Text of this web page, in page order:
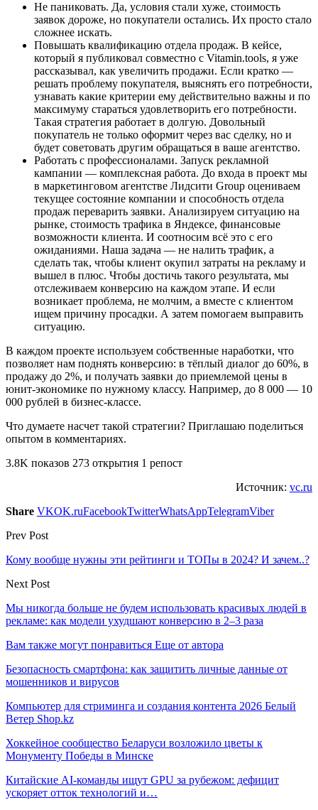
Не паниковать. Да, условия стали хуже, стоимость
заявок дороже, но покупатели остались. Их просто стало
сложнее искать.
Повышать квалификацию отдела продаж. В кейсе,
который я публиковал совместно с Vitamin.tools, я уже
рассказывал, как увеличить продажи. Если кратко —
решать проблему покупателя, выяснять его потребности,
узнавать какие критерии ему действительно важны и по
максимуму стараться удовлетворить его потребности.
Такая стратегия работает в долгую. Довольный
покупатель не только оформит через вас сделку, но и
будет советовать другим обращаться в ваше агентство.
Работать с профессионалами. Запуск рекламной
кампании — комплексная работа. До входа в проект мы
в маркетинговом агентстве Лидсити Group оцениваем
текущее состояние компании и способность отдела
продаж переварить заявки. Анализируем ситуацию на
рынке, стоимость трафика в Яндексе, финансовые
возможности клиента. И соотносим всё это с его
ожиданиями. Наша задача — не налить трафик, а
сделать так, чтобы клиент окупил затраты на рекламу и
вышел в плюс. Чтобы достичь такого результата, мы
отслеживаем конверсию на каждом этапе. И если
возникает проблема, не молчим, а вместе с клиентом
ищем причину просадки. А затем помогаем выправить
ситуацию.
В каждом проекте используем собственные наработки, что
позволяет нам поднять конверсию: в тёплый диалог до 60%, в
продажу до 2%, и получать заявки до приемлемой цены в
юнит-экономике по нужному классу. Например, до 8 000 — 10
000 рублей в бизнес-классе.
Что думаете насчет такой стратегии? Приглашаю поделиться
опытом в комментариях.
3.8K показов 273 открытия 1 репост
Источник: vc.ru
Share VKOK.ruFacebookTwitterWhatsAppTelegramViber
Prev Post
Кому вообще нужны эти рейтинги и ТОПы в 2024? И зачем..?
Next Post
Мы никогда больше не будем использовать красивых людей в
рекламе: как модели ухудшают конверсию в 2–3 раза
Вам также могут понравиться Еще от автора
Безопасность смартфона: как защитить личные данные от
мошенников и вирусов
Компьютер для стриминга и создания контента 2026 Белый
Ветер Shop.kz
Хоккейное сообщество Беларуси возложило цветы к
Монументу Победы в Минске
Китайские AI-команды ищут GPU за рубежом: дефицит
ускоряет отток технологий и…